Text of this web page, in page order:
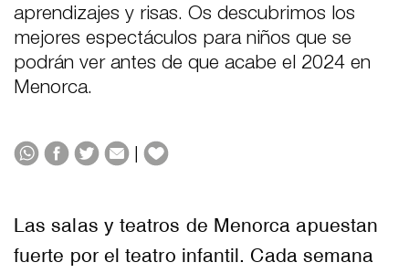
aprendizajes y risas. Os descubrimos los
mejores espectáculos para niños que se
podrán ver antes de que acabe el 2024 en
Menorca.
|
Las salas y teatros de Menorca apuestan
fuerte por el teatro infantil. Cada semana